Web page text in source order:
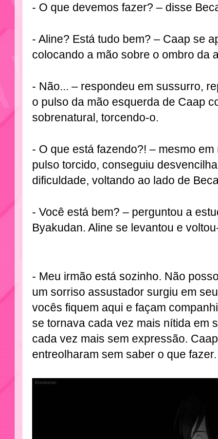
- O que devemos fazer? – disse
- Aline? Está tudo bem? – Caap se
colocando a mão sobre o ombro da
- Não... – respondeu em sussurro,
o pulso da mão esquerda de Caap
sobrenatural, torcendo-o.
- O que está fazendo?! – mesmo
pulso torcido, conseguiu
dificuldade, voltando ao lado de
- Você está bem? – perguntou a
Byakudan. Aline se levantou e
- Meu irmão está sozinho. Não
um sorriso assustador surgiu em
vocês fiquem aqui e façam
se tornava cada vez mais nítida em
cada vez mais sem expressão.
entreolharam sem saber o que fazer.